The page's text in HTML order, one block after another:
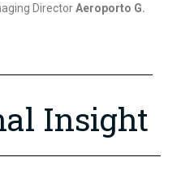
DirectorAeroporto G.
Insight